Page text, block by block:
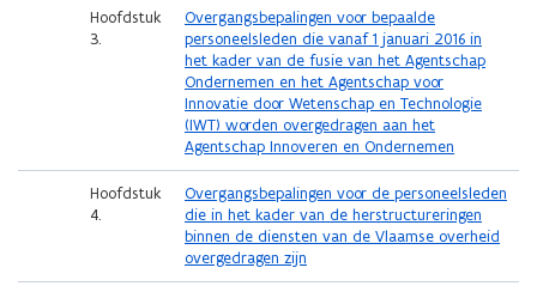
Hoofdstuk
3.
Overgangsbepalingen voor bepaalde
personeelsleden die vanaf 1 januari 2016 in
het kader van de fusie van het Agentschap
Ondernemen en het Agentschap voor
Innovatie door Wetenschap en Technologie
(IWT) worden overgedragen aan het
Agentschap Innoveren en Ondernemen
Hoofdstuk
4.
Overgangsbepalingen voor de personeelsleden
die in het kader van de herstructureringen
binnen de diensten van de Vlaamse overheid
overgedragen zijn